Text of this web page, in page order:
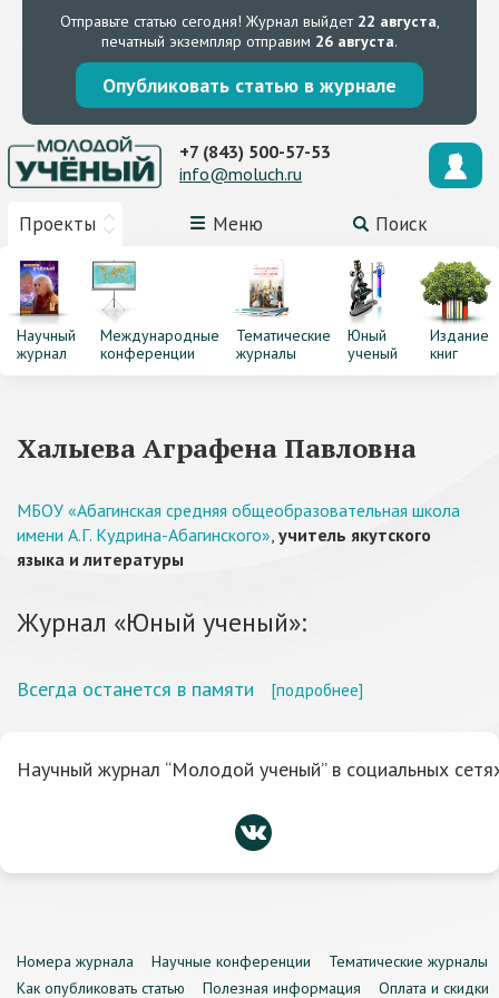
Отправьте статью сегодня! Журнал выйдет 22 августа,
печатный экземпляр отправим 26 августа.
Опубликовать статью в журнале
Проекты Меню Поиск
+7 (843) 500-57-53
info@moluch.ru
Научный
журнал
Международные
конференции
Тематические
журналы
Юный
ученый
Издание
книг
Халыева Аграфена Павловна
МБОУ «Абагинская средняя общеобразовательная школа
имени А.Г. Кудрина-Абагинского», учитель якутского
языка и литературы
Журнал «Юный ученый»:
Всегда останется в памяти [подробнее]
Научный журнал “Молодой ученый” в социальных
Номера журнала Научные конференции
Тематические журналы
Как опубликовать статью
Полезная информация Оплата и скидки